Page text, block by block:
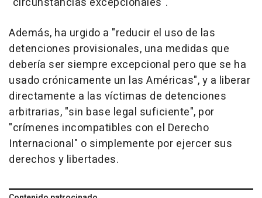
Además, ha urgido a "reducir el uso de las
detenciones provisionales, una medidas que
debería ser siempre excepcional pero que se ha
usado crónicamente un las Américas", y a liberar
directamente a las víctimas de detenciones
arbitrarias, "sin base legal suficiente", por
"crímenes incompatibles con el Derecho
Internacional" o simplemente por ejercer sus
derechos y libertades.